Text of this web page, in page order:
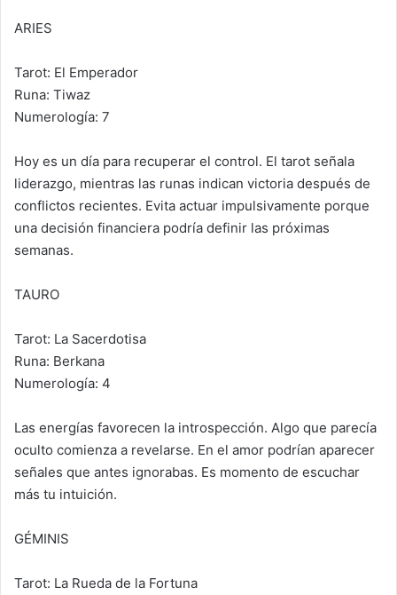
ARIES
Tarot: El Emperador
Runa: Tiwaz
Numerología: 7
Hoy es un día para recuperar el control. El tarot señala
liderazgo, mientras las runas indican victoria después de
conflictos recientes. Evita actuar impulsivamente porque
una decisión financiera podría definir las próximas
semanas.
TAURO
Tarot: La Sacerdotisa
Runa: Berkana
Numerología: 4
Las energías favorecen la introspección. Algo que parecía
oculto comienza a revelarse. En el amor podrían aparecer
señales que antes ignorabas. Es momento de escuchar
más tu intuición.
GÉMINIS
Tarot: La Rueda de la Fortuna